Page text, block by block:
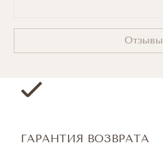
Отзывы
ГАРАНТИЯ ВОЗВРАТА